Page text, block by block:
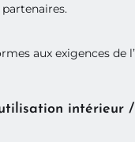
aux exigences de
intérieur